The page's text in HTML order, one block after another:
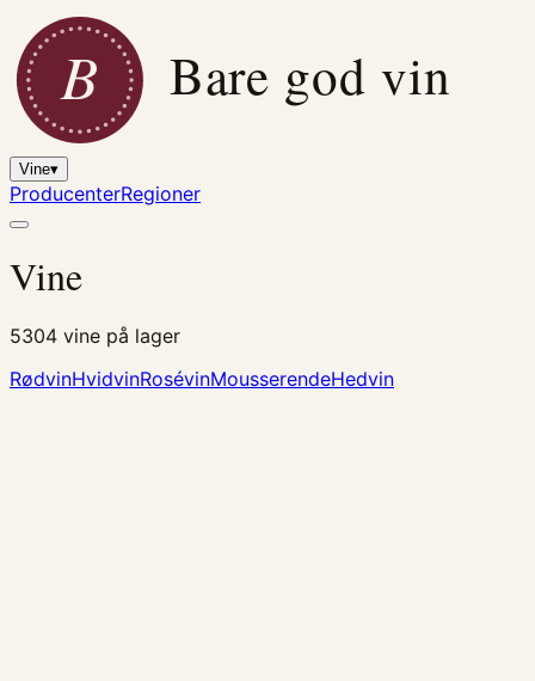
B Bare god vin
Vine▾
ProducenterRegioner
Vine
5304 vine på lager
RødvinHvidvinRosévinMousserendeHedvin